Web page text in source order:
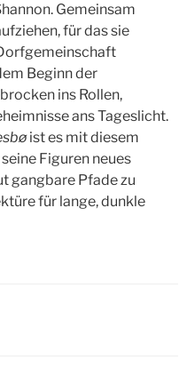
Gemeinsam
für das sie
Beginn der
ins Rollen,
ans Tageslicht.
ist es mit diesem
Figuren neues
gangbare Pfade zu
für lange, dunkle